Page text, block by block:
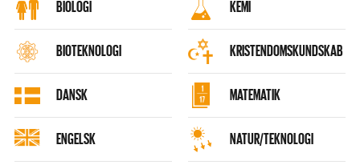
BIOLOGI
BIOTEKNOLOGI
DANSK
ENGELSK
KEMI
KRISTENDOMSKUNDSKAB
MATEMATIK
NATUR/TEKNOLOGI